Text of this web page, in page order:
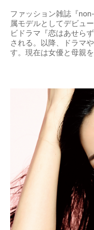
ファッション雑誌『
属モデルとしてデビュ
ビドラマ『恋はあせら
される。以降、ドラマ
す。現在は女優と母親